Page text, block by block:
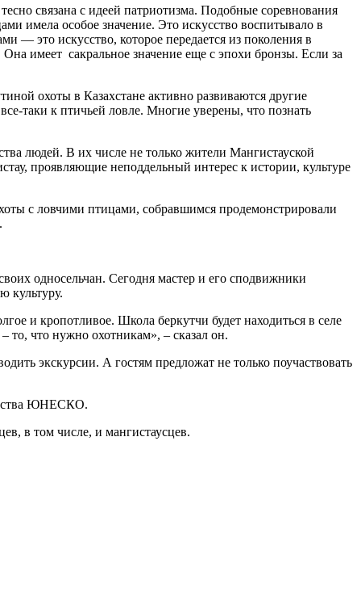
связана с идеей патриотизма. Подобные соревнования
имела особое значение. Это искусство воспитывало в
— это искусство, которое передается из поколения в
имеет сакральное значение еще с эпохи бронзы. Если за
охоты в Казахстане активно развиваются другие
таки к птичьей ловле. Многие уверены, что познать
людей. В их числе не только жители Мангистауской
проявляющие неподдельный интерес к истории, культуре
с ловчими птицами, собравшимся продемонстрировали
односельчан. Сегодня мастер и его сподвижники
культуру.
и кропотливое. Школа беркутчи будет находиться в селе
то, что нужно охотникам», – сказал он.
экскурсии. А гостям предложат не только поучаствовать
ЮНЕСКО.
в том числе, и мангистаусцев.